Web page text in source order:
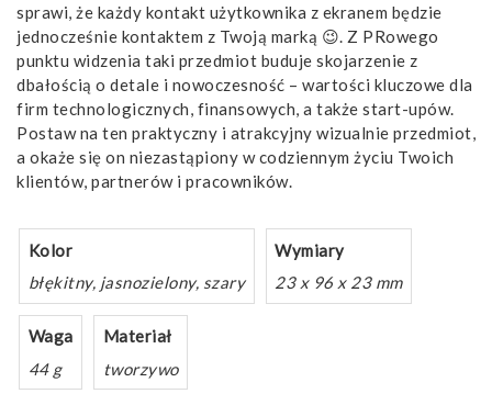
sprawi, że każdy kontakt użytkownika z ekranem będzie
jednocześnie kontaktem z Twoją marką 😉. Z PRowego
punktu widzenia taki przedmiot buduje skojarzenie z
dbałością o detale i nowoczesność – wartości kluczowe dla
firm technologicznych, finansowych, a także start-upów.
Postaw na ten praktyczny i atrakcyjny wizualnie przedmiot,
a okaże się on niezastąpiony w codziennym życiu Twoich
klientów, partnerów i pracowników.
Kolor
błękitny, jasnozielony, szary
Wymiary
23 x 96 x 23 mm
Waga
44 g
Materiał
tworzywo